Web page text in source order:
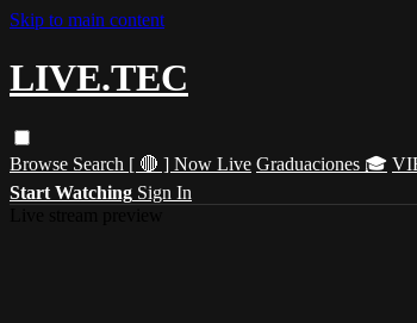
Skip to main content
LIVE.TEC
Browse Search [ 🔴 ] Now Live Graduaciones 🎓
Start Watching Sign In